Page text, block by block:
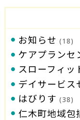
お知らせ (18)
ケアプランセ
スローフィッ
デイサービス
はびりす (38)
仁木町地域包